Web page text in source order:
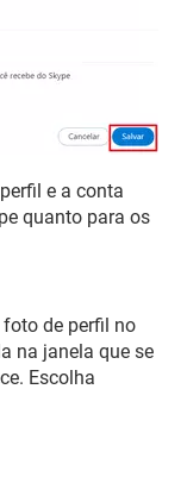
e a conta
quanto para os
de perfil no
na janela que se
Escolha